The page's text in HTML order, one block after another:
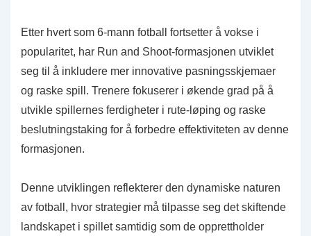
Etter hvert som 6-mann fotball fortsetter å vokse i
popularitet, har Run and Shoot-formasjonen utviklet
seg til å inkludere mer innovative pasningsskjemaer
og raske spill. Trenere fokuserer i økende grad på å
utvikle spillernes ferdigheter i rute-løping og raske
beslutningstaking for å forbedre effektiviteten av denne
formasjonen.
Denne utviklingen reflekterer den dynamiske naturen
av fotball, hvor strategier må tilpasse seg det skiftende
landskapet i spillet samtidig som de opprettholder